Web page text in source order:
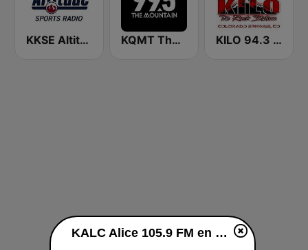
KKSE Altitude Sports Radio KQMT The Mountain 99.5 FM KILO 94.3 FM
KALC Alice 105.9 FM en vivo